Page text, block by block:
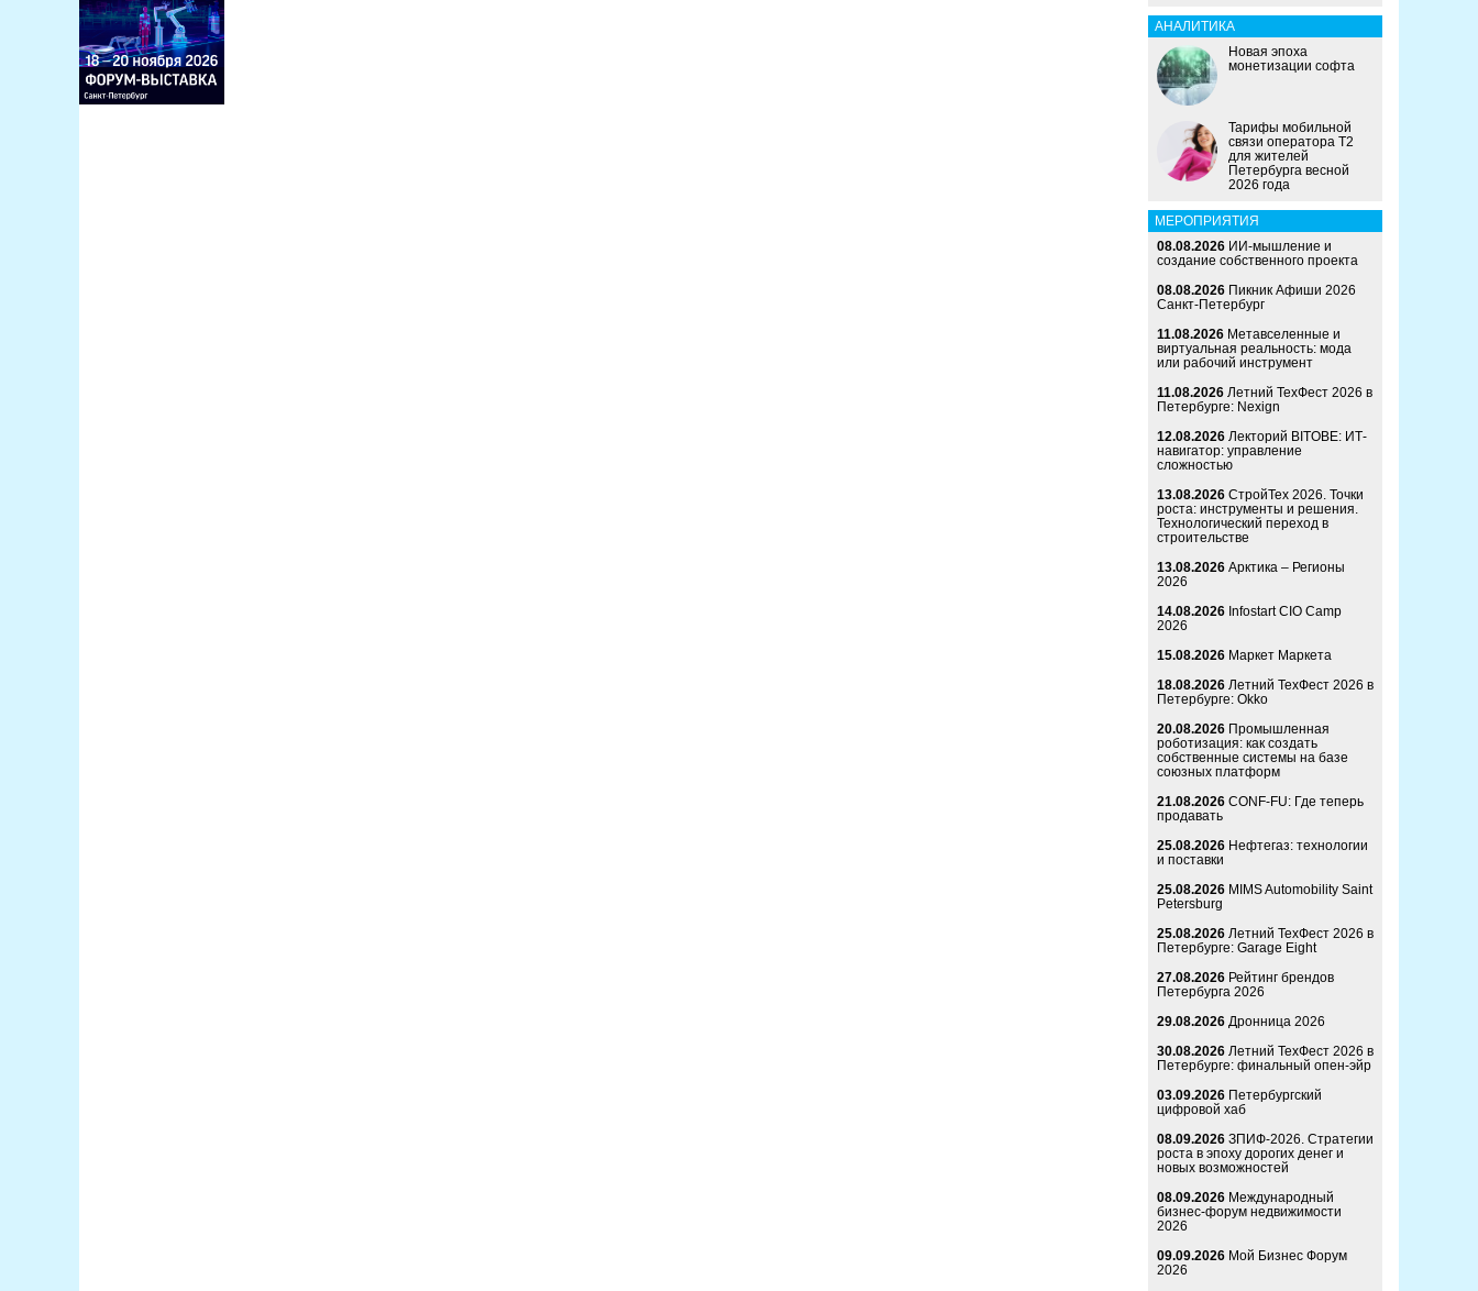
АНАЛИТИКА
Новая эпоха
монетизации софта
Тарифы мобильной
связи оператора Т2
для жителей
Петербурга весной
2026 года
МЕРОПРИЯТИЯ
08.08.2026 ИИ-мышление и
создание собственного проекта
08.08.2026 Пикник Афиши 2026
Санкт-Петербург
11.08.2026 Метавселенные и
виртуальная реальность: мода
или рабочий инструмент
11.08.2026 Летний ТехФест 2026 в
Петербурге: Nexign
12.08.2026 Лекторий BITOBE: ИТ-
навигатор: управление
сложностью
13.08.2026 СтройТех 2026. Точки
роста: инструменты и решения.
Технологический переход в
строительстве
13.08.2026 Арктика – Регионы
2026
14.08.2026 Infostart CIO Camp
2026
15.08.2026 Маркет Маркета
18.08.2026 Летний ТехФест 2026 в
Петербурге: Okko
20.08.2026 Промышленная
роботизация: как создать
собственные системы на базе
союзных платформ
21.08.2026 CONF-FU: Где теперь
продавать
25.08.2026 Нефтегаз: технологии
и поставки
25.08.2026 MIMS Automobility Saint
Petersburg
25.08.2026 Летний ТехФест 2026 в
Петербурге: Garage Eight
27.08.2026 Рейтинг брендов
Петербурга 2026
29.08.2026 Дронница 2026
30.08.2026 Летний ТехФест 2026 в
Петербурге: финальный опен-эйр
03.09.2026 Петербургский
цифровой хаб
08.09.2026 ЗПИФ-2026. Стратегии
роста в эпоху дорогих денег и
новых возможностей
08.09.2026 Международный
бизнес-форум недвижимости
2026
09.09.2026 Мой Бизнес Форум
2026